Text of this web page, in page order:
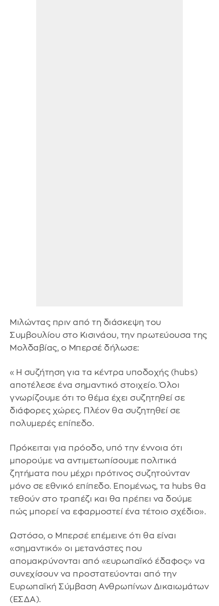
Μιλώντας πριν από τη διάσκεψη του
Συμβουλίου στο Κισινάου, την πρωτεύουσα της
Μολδαβίας, ο Μπερσέ δήλωσε:
«Η συζήτηση για τα κέντρα υποδοχής (hubs)
αποτέλεσε ένα σημαντικό στοιχείο. Όλοι
γνωρίζουμε ότι το θέμα έχει συζητηθεί σε
διάφορες χώρες. Πλέον θα συζητηθεί σε
πολυμερές επίπεδο.
Πρόκειται για πρόοδο, υπό την έννοια ότι
μπορούμε να αντιμετωπίσουμε πολιτικά
ζητήματα που μέχρι πρότινος συζητούνταν
μόνο σε εθνικό επίπεδο. Επομένως, τα hubs θα
τεθούν στο τραπέζι και θα πρέπει να δούμε
πώς μπορεί να εφαρμοστεί ένα τέτοιο σχέδιο».
Ωστόσο, ο Μπερσέ επέμεινε ότι θα είναι
«σημαντικό» οι μετανάστες που
απομακρύνονται από «ευρωπαϊκό έδαφος» να
συνεχίσουν να προστατεύονται από την
Ευρωπαϊκή Σύμβαση Ανθρωπίνων Δικαιωμάτων
(ΕΣΔΑ).